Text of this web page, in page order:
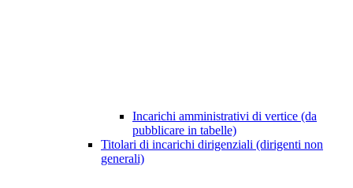
Incarichi amministrativi di vertice (da
pubblicare in tabelle)
Titolari di incarichi dirigenziali (dirigenti non
generali)